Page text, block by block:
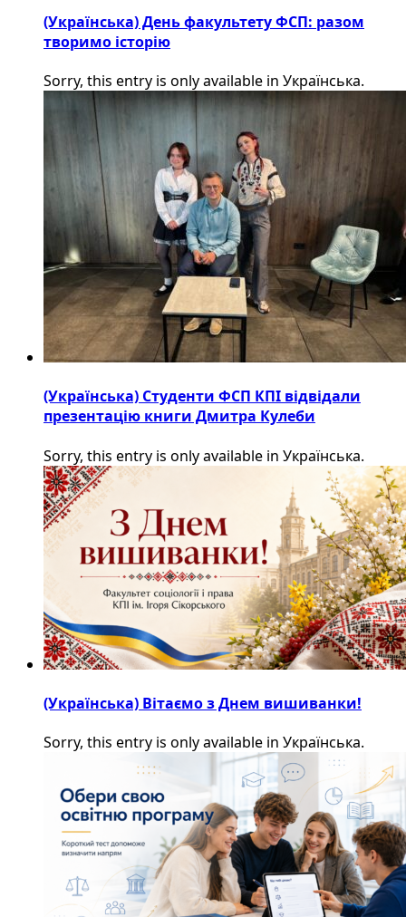
(Українська) День факультету ФСП: разом
творимо історію
Sorry, this entry is only available in Українська.
(Українська) Студенти ФСП КПІ відвідали
презентацію книги Дмитра Кулеби
Sorry, this entry is only available in Українська.
(Українська) Вітаємо з Днем вишиванки!
Sorry, this entry is only available in Українська.